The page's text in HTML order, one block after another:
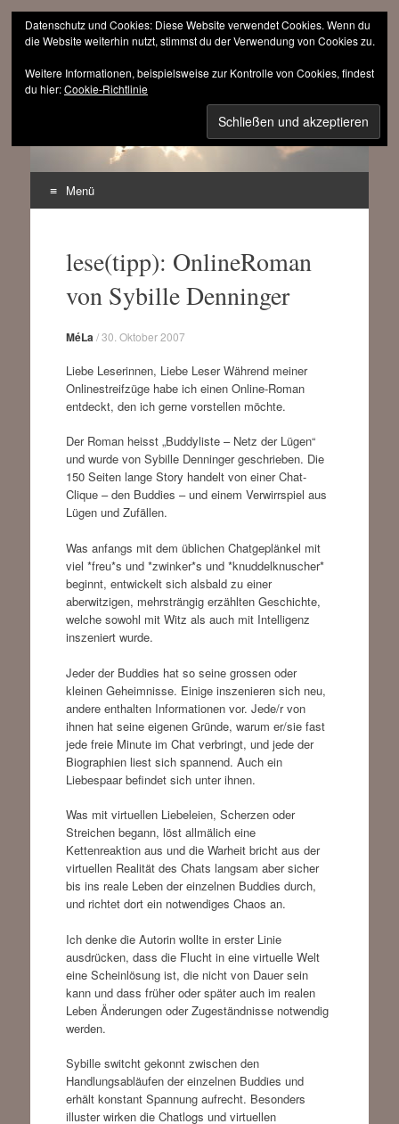
sinnfrei.ch
Menü
springenlese(tipp): OnlineRoman
von Sybille Denninger
MéLa /30. Oktober 2007
Liebe Leserinnen, Liebe Leser Während meiner
Onlinestreifzüge habe ich einen Online-Roman
entdeckt, den ich gerne vorstellen möchte.
Der Roman heisst „Buddyliste – Netz der Lügen“
und wurde von Sybille Denninger geschrieben. Die
150 Seiten lange Story handelt von einer Chat-
Clique – den Buddies – und einem Verwirrspiel aus
Lügen und Zufällen.
Was anfangs mit dem üblichen Chatgeplänkel mit
viel *freu*s und *zwinker*s und *knuddelknuscher*
beginnt, entwickelt sich alsbald zu einer
aberwitzigen, mehrsträngig erzählten Geschichte,
welche sowohl mit Witz als auch mit Intelligenz
inszeniert wurde.
Jeder der Buddies hat so seine grossen oder
kleinen Geheimnisse. Einige inszenieren sich neu,
andere enthalten Informationen vor. Jede/r von
ihnen hat seine eigenen Gründe, warum er/sie fast
jede freie Minute im Chat verbringt, und jede der
Biographien liest sich spannend. Auch ein
Liebespaar befindet sich unter ihnen.
Was mit virtuellen Liebeleien, Scherzen oder
Streichen begann, löst allmälich eine
Kettenreaktion aus und die Warheit bricht aus der
virtuellen Realität des Chats langsam aber sicher
bis ins reale Leben der einzelnen Buddies durch,
und richtet dort ein notwendiges Chaos an.
Ich denke die Autorin wollte in erster Linie
ausdrücken, dass die Flucht in eine virtuelle Welt
eine Scheinlösung ist, die nicht von Dauer sein
kann und dass früher oder später auch im realen
Leben Änderungen oder Zugeständnisse notwendig
werden.
Sybille switcht gekonnt zwischen den
Handlungsabläufen der einzelnen Buddies und
erhält konstant Spannung aufrecht. Besonders
illuster wirken die Chatlogs und virtuellen
Datenschutz und Cookies: Diese Website verwendet Cookies. Wenn du
die Website weiterhin nutzt, stimmst du der Verwendung von Cookies zu.
Weitere Informationen, beispielsweise zur Kontrolle von Cookies, findest
du hier:Cookie-Richtlinie